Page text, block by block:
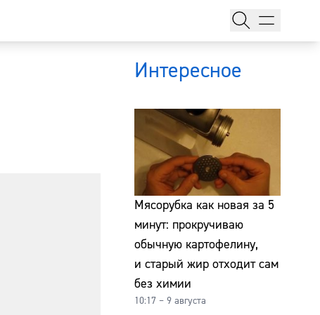
Интересное
Мясорубка как новая за 5
минут: прокручиваю
обычную картофелину,
и старый жир отходит сам
без химии
10:17 – 9 августа